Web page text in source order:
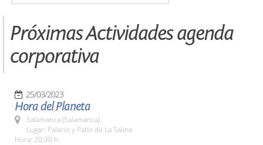
Próximas Actividades agenda
corporativa
25/03/2023
Hora del Planeta
Salamanca (Salamanca)
Lugar: Palacio y Patio de La Salina
Hora: 20:30 h.